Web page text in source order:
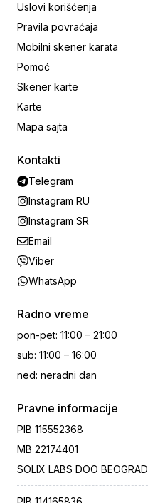
Uslovi korišćenja
Pravila povraćaja
Mobilni skener karata
Pomoć
Skener karte
Karte
Mapa sajta
Kontakti
Telegram
Instagram RU
Instagram SR
Email
Viber
WhatsApp
Radno vreme
pon-pet: 11:00 – 21:00
sub: 11:00 – 16:00
ned: neradni dan
Pravne informacije
PIB 115552368
MB 22174401
SOLIX LABS DOO BEOGRAD